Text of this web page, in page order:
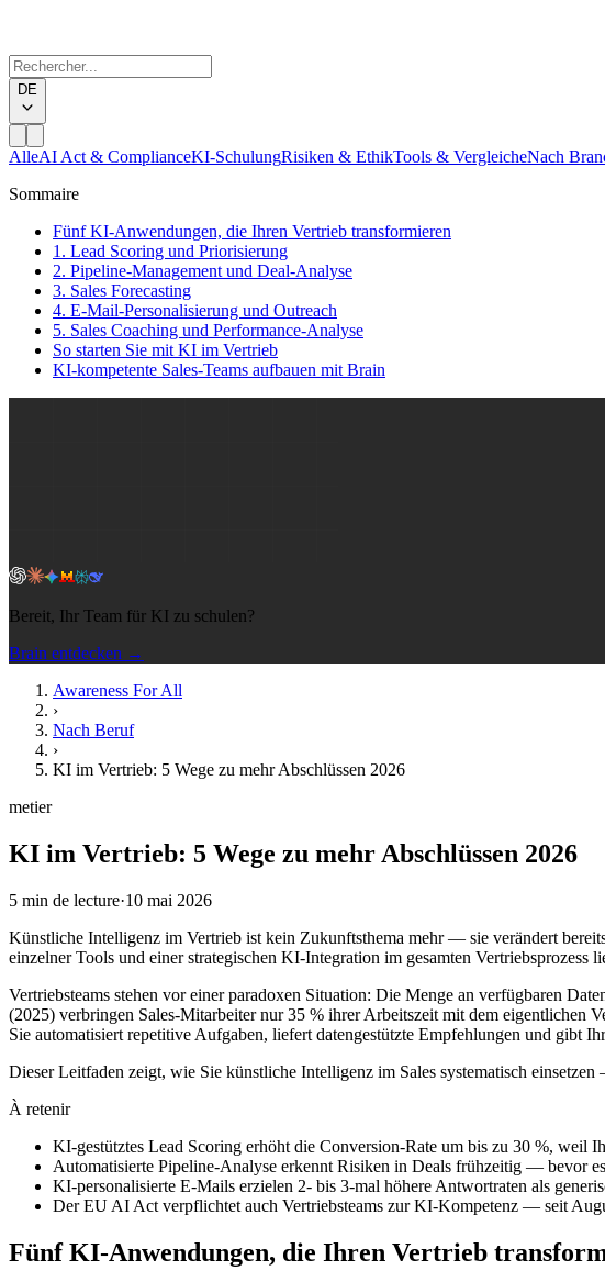
DE
AlleAI Act & ComplianceKI-SchulungRisiken & EthikTools & VergleicheNach
Sommaire
Fünf KI-Anwendungen, die Ihren Vertrieb transformieren
1. Lead Scoring und Priorisierung
2. Pipeline-Management und Deal-Analyse
3. Sales Forecasting
4. E-Mail-Personalisierung und Outreach
5. Sales Coaching und Performance-Analyse
So starten Sie mit KI im Vertrieb
KI-kompetente Sales-Teams aufbauen mit Brain
Bereit, Ihr Team für KI zu schulen?
Brain entdecken →
Awareness For All
›
Nach Beruf
›
KI im Vertrieb: 5 Wege zu mehr Abschlüssen 2026
metier
KI im Vertrieb: 5 Wege zu mehr Abschlüssen 2026
5 min de lecture·10 mai 2026
Künstliche Intelligenz im Vertrieb ist kein Zukunftsthema mehr — sie verändert
einzelner Tools und einer strategischen KI-Integration im gesamten Vertriebsprozess
Vertriebsteams stehen vor einer paradoxen Situation: Die Menge an verfügbaren
(2025) verbringen Sales-Mitarbeiter nur 35 % ihrer Arbeitszeit mit dem eigentlichen
Sie automatisiert repetitive Aufgaben, liefert datengestützte Empfehlungen und gibt
Dieser Leitfaden zeigt, wie Sie künstliche Intelligenz im Sales systematisch
À retenir
KI-gestütztes Lead Scoring erhöht die Conversion-Rate um bis zu 30 %, weil
Automatisierte Pipeline-Analyse erkennt Risiken in Deals frühzeitig — bevor
KI-personalisierte E-Mails erzielen 2- bis 3-mal höhere Antwortraten als
Der EU AI Act verpflichtet auch Vertriebsteams zur KI-Kompetenz — seit
Fünf KI-Anwendungen, die Ihren Vertrieb